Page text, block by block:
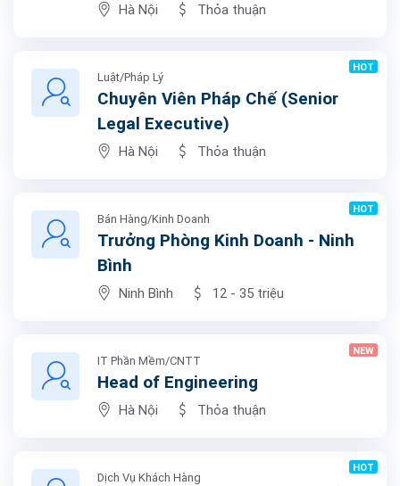
Hà Nội Thỏa thuận
HOT
Luật/Pháp Lý
Chuyên Viên Pháp Chế (Senior
Legal Executive)
Hà Nội Thỏa thuận
HOT
Bán Hàng/Kinh Doanh
Trưởng Phòng Kinh Doanh - Ninh
Bình
Ninh Bình 12 - 35 triệu
NEW
IT Phần Mềm/CNTT
Head of Engineering
Hà Nội Thỏa thuận
HOT
Dịch Vụ Khách Hàng